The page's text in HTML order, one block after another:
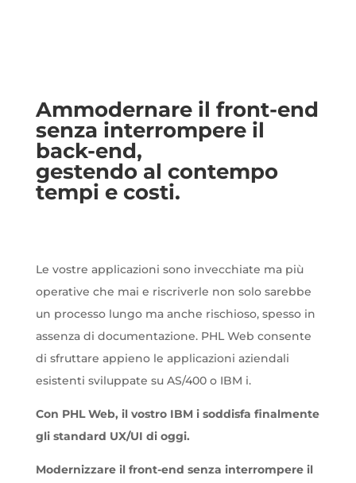
Ammodernare il front-end
senza interrompere il
back-end,
gestendo al contempo
tempi e costi.
Le vostre applicazioni sono invecchiate ma più
operative che mai e riscriverle non solo sarebbe
un processo lungo ma anche rischioso, spesso in
assenza di documentazione. PHL Web consente
di sfruttare appieno le applicazioni aziendali
esistenti sviluppate su AS/400 o IBM i.
Con PHL Web, il vostro IBM i soddisfa finalmente
gli standard UX/UI di oggi.
Modernizzare il front-end senza interrompere il